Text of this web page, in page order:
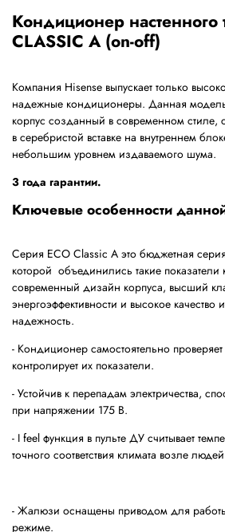
Кондиционер настенного
CLASSIC A (on-off)
Компания Hisense выпускает только
надежные кондиционеры. Данная
корпус созданный в современном
в серебристой вставке на внутреннем
небольшим уровнем издаваемого шума.
3 года гарантии.
Ключевые особенности
Серия ECO Classic A это бюджетная
которой объединились такие показатели
современный дизайн корпуса, высший
энергоэффективности и высокое качество
надежность.
- Кондиционер самостоятельно проверяет
контролирует их показатели.
- Устойчив к перепадам электричества,
при напряжении 175 В.
- I feel функция в пульте ДУ считывает
точного соответствия климата возле
- Жалюзи оснащены приводом для работы
режиме.